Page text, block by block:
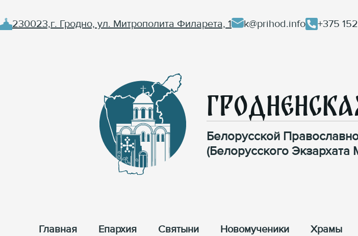
230023,г. Гродно, ул. Митрополита Филарета, 1 k@prihod.info +375
Белорусской
(Белорусского Экзархата
Главная Епархия Cвятыни Новомученики Храмы